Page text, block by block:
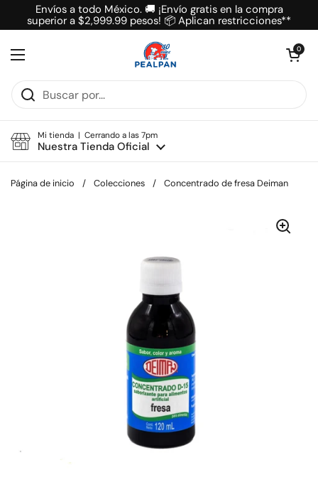
Ir al contenido
Envíos a todo México. 🚚 ¡Envío gratis en la compra
superior a $2,999.99 pesos! 📦 Aplican restricciones**
Abrir menú
Abrir carrito
0
Mi tienda | Cerrando a las 7pm
Nuestra Tienda Oficial
Página de inicio / Colecciones / Concentrado de fresa Deiman